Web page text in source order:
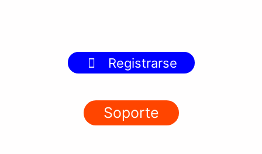
Registrarse
Soporte